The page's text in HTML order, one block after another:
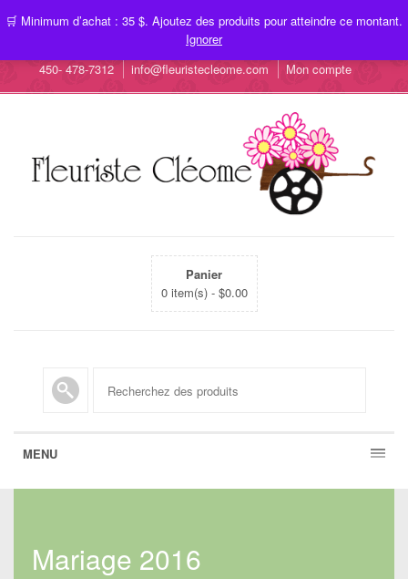
450- 478-7312 info@fleuristecleome.com Mon compte
Panier
0 item(s) - $0.00
MENU
Mariage 2016
🛒 Minimum d’achat : 35 $. Ajoutez des produits pour atteindre ce montant.
Ignorer